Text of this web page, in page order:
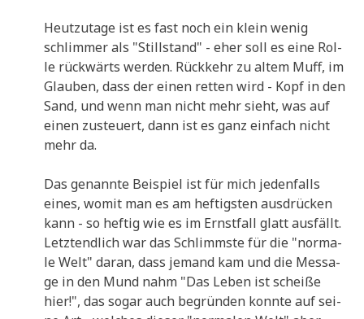
Heut­zu­ta­ge ist es fast noch ein klein wenig
schlim­mer als "Still­stand" - eher soll es eine Rol­
le rück­wärts wer­den. Rück­kehr zu altem Muff, im
Glau­ben, dass der einen ret­ten wird - Kopf in den
Sand, und wenn man nicht mehr sieht, was auf
einen zusteu­ert, dann ist es ganz ein­fach nicht
mehr da.
Das genann­te Bei­spiel ist für mich jeden­falls
eines, womit man es am hef­tig­sten aus­drücken
kann - so hef­tig wie es im Ernst­fall glatt ausfällt.
Letzt­end­lich war das Schlimm­ste für die "nor­ma­
le Welt" dar­an, dass jemand kam und die Mes­sa­
ge in den Mund nahm "Das Leben ist schei­ße
hier!", das sogar auch begrün­den konn­te auf sei­